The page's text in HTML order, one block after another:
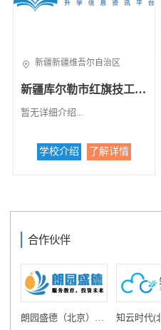
新疆新疆维吾尔自治区
新疆库尔勒市红旗技工学校
暂无详细介绍...
学校介绍 了解详情
合作伙伴